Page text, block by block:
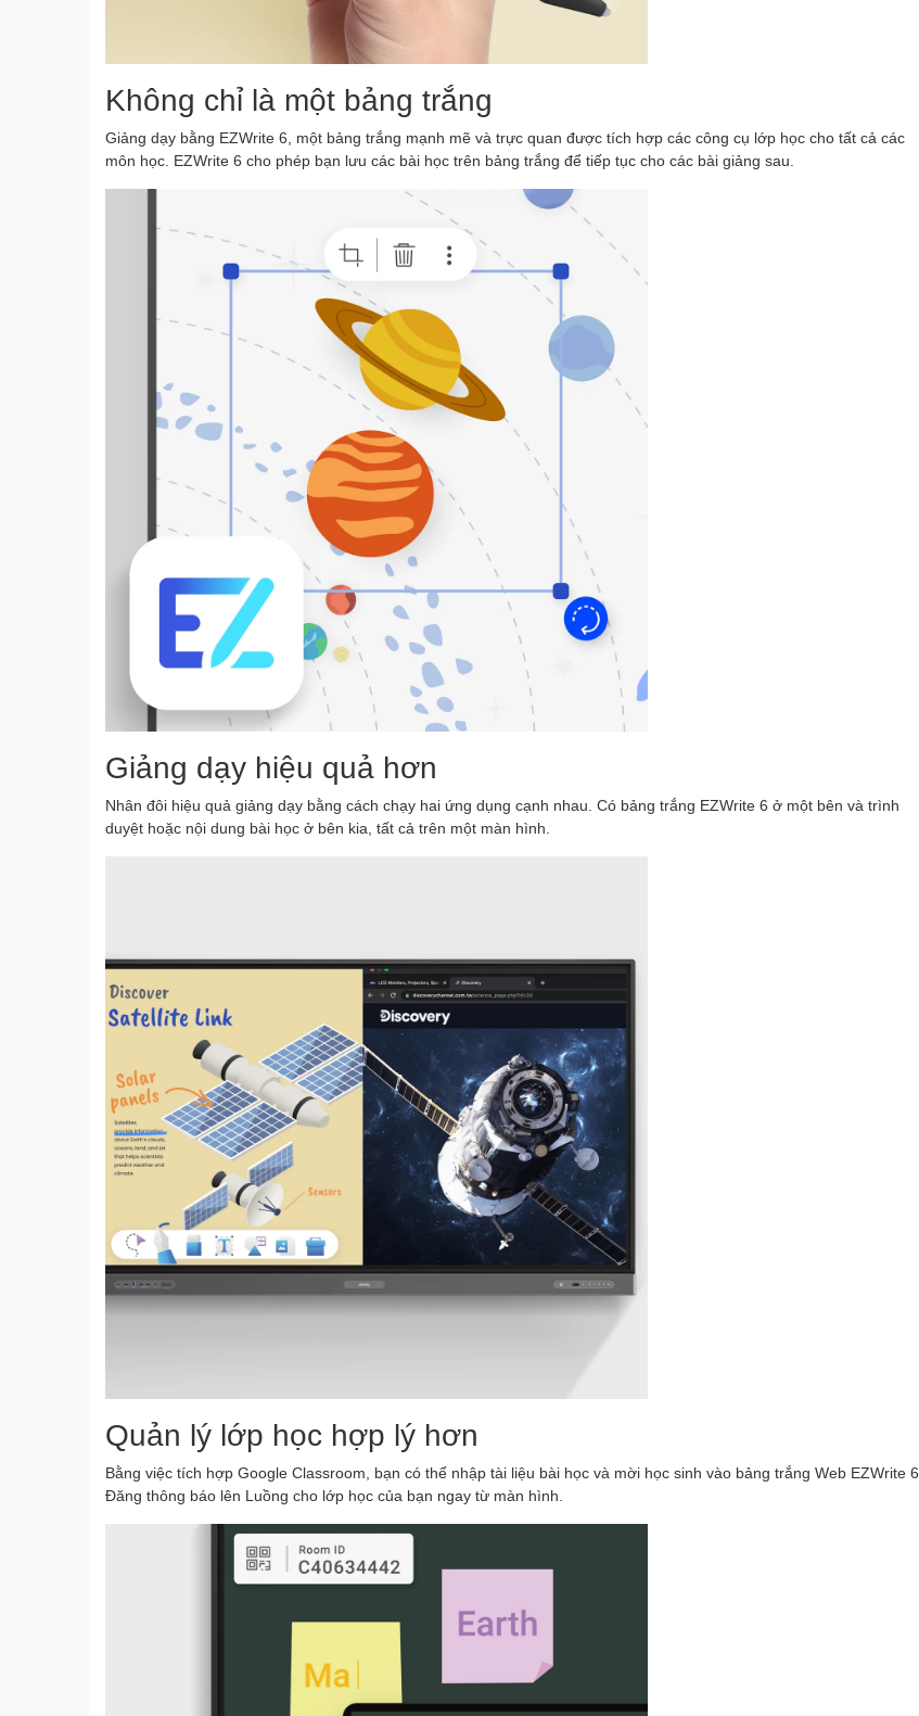
Không chỉ là một bảng trắng
Giảng dạy bằng EZWrite 6, một bảng trắng mạnh mẽ và trực quan được tích hợp các công cụ lớp học cho tất cả các
môn học. EZWrite 6 cho phép bạn lưu các bài học trên bảng trắng để tiếp tục cho các bài giảng sau.
Giảng dạy hiệu quả hơn
Nhân đôi hiệu quả giảng dạy bằng cách chạy hai ứng dụng cạnh nhau. Có bảng trắng EZWrite 6 ở một bên và trình
duyệt hoặc nội dung bài học ở bên kia, tất cả trên một màn hình.
Quản lý lớp học hợp lý hơn
Bằng việc tích hợp Google Classroom, bạn có thể nhập tài liệu bài học và mời học sinh vào bảng trắng Web EZWrite 6.
Đăng thông báo lên Luồng cho lớp học của bạn ngay từ màn hình.